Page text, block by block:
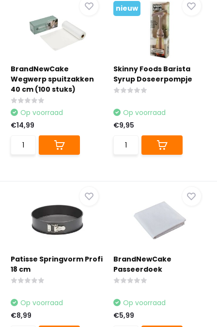
BrandNewCake
Wegwerp spuitzakken
40 cm (100 stuks)
Op voorraad
€14,99
nieuw
Skinny Foods Barista
Syrup Doseerpompje
Op voorraad
€9,95
Patisse Springvorm Profi
18 cm
Op voorraad
€8,99
BrandNewCake
Passeerdoek
Op voorraad
€5,99